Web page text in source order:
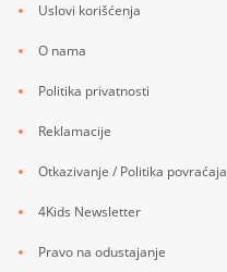
Uslovi korišćenja
O nama
Politika privatnosti
Reklamacije
Otkazivanje / Politika povraćaja
4Kids Newsletter
Pravo na odustajanje